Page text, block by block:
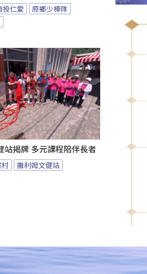
投仁愛
原鄉少棒隊
站揭牌 多元課程陪伴長者
撒利姆文健站